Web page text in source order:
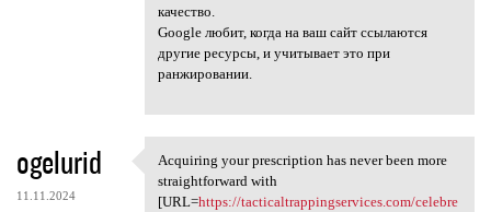
качество.
Google любит, когда на ваш сайт ссылаются
другие ресурсы, и учитывает это при
ранжировании.
ogelurid
11.11.2024
Acquiring your prescription
Acquiring your prescription has never been more
straightforward with
[URL=https://tacticaltrappingservices.com/celebre